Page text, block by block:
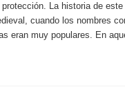
La historia de
cuando los nombres
eran muy populares. En